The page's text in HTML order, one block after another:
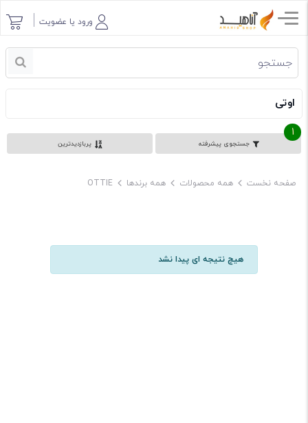
ورود یا عضویت
اوتی
جستجوی پیشرفته
1
پربازدیدترین
صفحه نخست همه محصولات همه برندها OTTIE
هیچ نتیجه ای پیدا نشد